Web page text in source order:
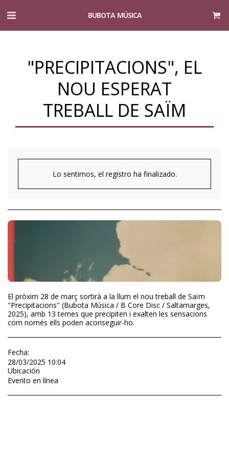
BUBOTA MÚSICA
"PRECIPITACIONS", EL
NOU ESPERAT
TREBALL DE SAÏM
Lo sentimos, el registro ha finalizado.
El pròxim 28 de març sortirà a la llum el nou treball de Saïm
"Precipitacions" (Bubota Música / B Core Disc / Saltamarges,
2025), amb 13 temes que precipiten i exalten les sensacions
com només ells poden aconseguir-ho.
Fecha:
28/03/2025 10:04
Ubicación
Evento en línea